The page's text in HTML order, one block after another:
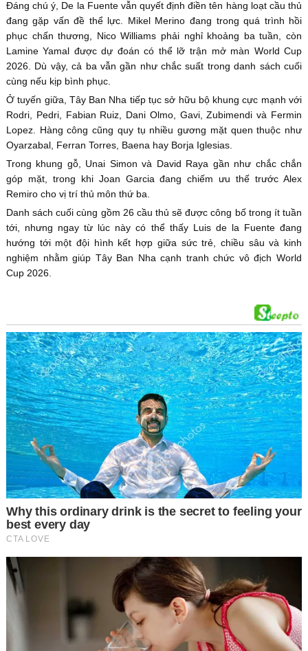
Đáng chú ý, De la Fuente vẫn quyết định điền tên hàng loạt cầu thủ
đang gặp vấn đề thể lực. Mikel Merino đang trong quá trình hồi
phục chấn thương, Nico Williams phải nghỉ khoảng ba tuần, còn
Lamine Yamal được dự đoán có thể lỡ trận mở màn World Cup
2026. Dù vậy, cả ba vẫn gần như chắc suất trong danh sách cuối
cùng nếu kịp bình phục.
Ở tuyến giữa, Tây Ban Nha tiếp tục sở hữu bộ khung cực mạnh với
Rodri, Pedri, Fabian Ruiz, Dani Olmo, Gavi, Zubimendi và Fermin
Lopez. Hàng công cũng quy tụ nhiều gương mặt quen thuộc như
Oyarzabal, Ferran Torres, Baena hay Borja Iglesias.
Trong khung gỗ, Unai Simon và David Raya gần như chắc chắn
góp mặt, trong khi Joan Garcia đang chiếm ưu thế trước Alex
Remiro cho vị trí thủ môn thứ ba.
Danh sách cuối cùng gồm 26 cầu thủ sẽ được công bố trong ít tuần
tới, nhưng ngay từ lúc này có thể thấy Luis de la Fuente đang
hướng tới một đội hình kết hợp giữa sức trẻ, chiều sâu và kinh
nghiệm nhằm giúp Tây Ban Nha cạnh tranh chức vô địch World
Cup 2026.